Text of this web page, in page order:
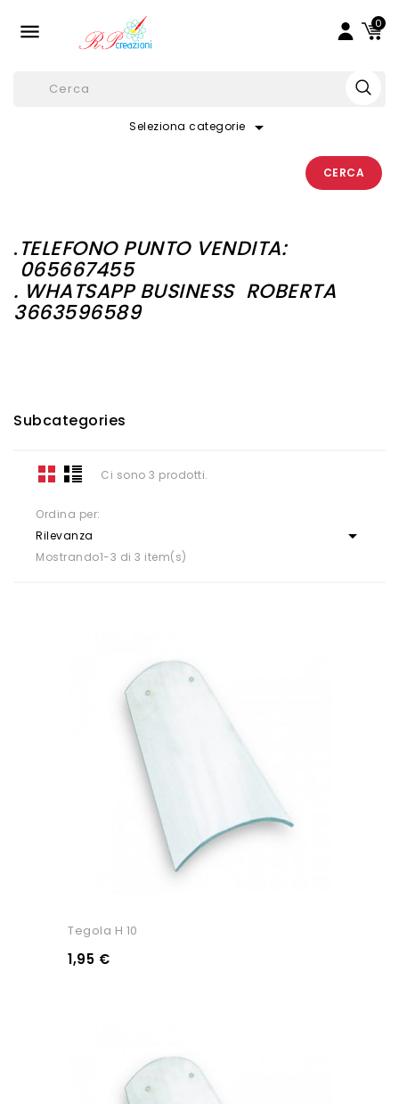
 0
Seleziona categorie arrow_drop_down
CERCA
.TELEFONO PUNTO VENDITA:
065667455
. WHATSAPP BUSINESS ROBERTA
3663596589
Subcategories
Ci sono 3 prodotti.
Ordina per:
Rilevanza

Mostrando1-3 di 3 item(s)
Tegola H 10
1,95 €